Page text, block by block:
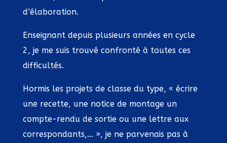
d’élaboration.
Enseignant depuis plusieurs années en cycle
2, je me suis trouvé confronté à toutes ces
difficultés.
Hormis les projets de classe du type, « écrire
une recette, une notice de montage un
compte-rendu de sortie ou une lettre aux
correspondants,… », je ne parvenais pas à